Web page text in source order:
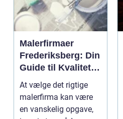
Malerfirmaer
Frederiksberg: Din
Guide til Kvalitet
og Service
At vælge det rigtige
malerfirma kan være
en vanskelig opgave,